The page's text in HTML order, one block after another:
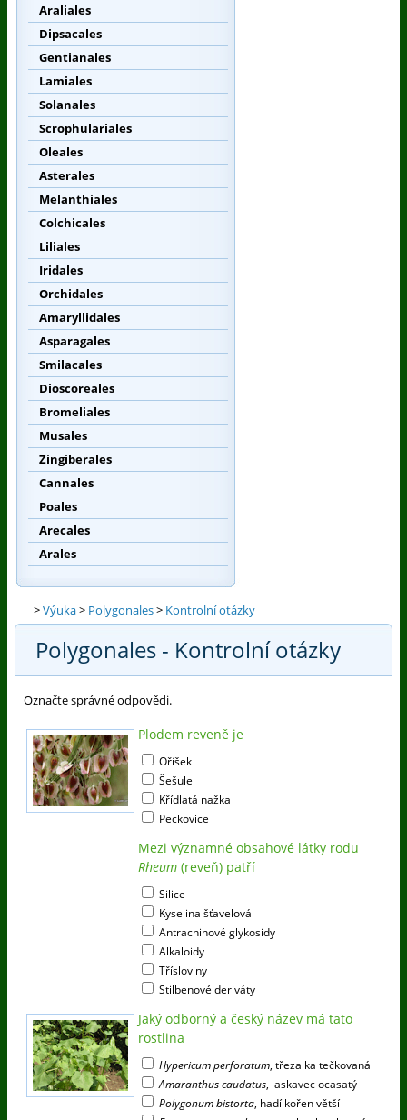
Araliales
Dipsacales
Gentianales
Lamiales
Solanales
Scrophulariales
Oleales
Asterales
Melanthiales
Colchicales
Liliales
Iridales
Orchidales
Amaryllidales
Asparagales
Smilacales
Dioscoreales
Bromeliales
Musales
Zingiberales
Cannales
Poales
Arecales
Arales
>Výuka> Polygonales> Kontrolní otázky
Polygonales - Kontrolní otázky
Označte správné odpovědi.
Plodem reveně je
Oříšek
Šešule
Křídlatá nažka
Peckovice
Mezi významné obsahové látky rodu
Rheum (reveň) patří
Silice
Kyselina šťavelová
Antrachinové glykosidy
Alkaloidy
Třísloviny
Stilbenové deriváty
Jaký odborný a český název má tato
rostlina
Hypericum perforatum, třezalka tečkovaná
Amaranthus caudatus, laskavec ocasatý
Polygonum bistorta, hadí kořen větší